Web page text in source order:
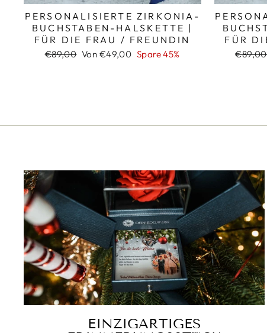
PERSONALISIERTE ZIRKONIA-
BUCHSTABEN-HALSKETTE |
FÜR DIE FRAU / FREUNDIN
Normaler
€89,00 Sonderpreis
Von €49,00 Spare 45%
FÜR
€89,00
EINZIGARTIGES